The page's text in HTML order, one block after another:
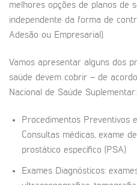
melhores opções de planos de
independente da forma de
Adesão ou Empresarial).
Vamos apresentar alguns dos
saúde devem cobrir – de
Nacional de Saúde Suplementar:
Procedimentos Preventivos
Consultas médicas, exame
prostático específico (PSA)
Exames Diagnósticos: